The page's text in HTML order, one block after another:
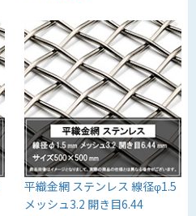
平織金網 ステンレス 線径φ1.5
メッシュ3.2 開き目6.44